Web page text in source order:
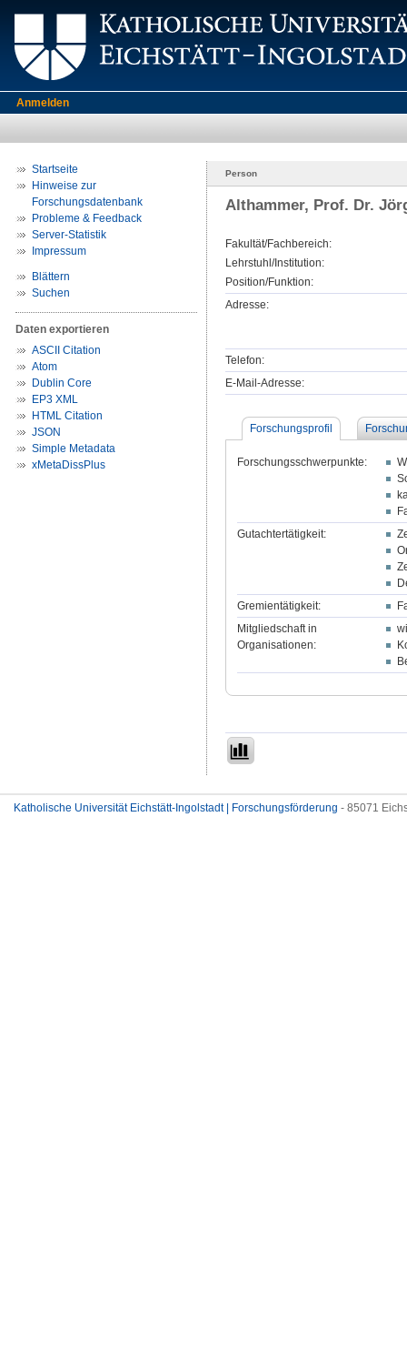
Anmelden
Startseite
Hinweise zur
Forschungsdatenbank
Probleme & Feedback
Server-Statistik
Impressum
Blättern
Suchen
Daten exportieren
ASCII Citation
Atom
Dublin Core
EP3 XML
HTML Citation
JSON
Simple Metadata
xMetaDissPlus
Person
Althammer, Prof. Dr.
Fakultät/Fachbereich:
Lehrstuhl/Institution:
Position/Funktion:
Adresse:
Telefon:
E-Mail-Adresse:
Forschungsprofil
Forschungsschwerpunkte:
Gutachtertätigkeit:
Gremientätigkeit:
Mitgliedschaft in
Organisationen:
Katholische Universität Eichstätt-Ingolstadt | Forschungsförderung - 85071